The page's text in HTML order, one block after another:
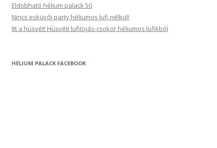
Eldobható hélium palack 50
Nincs esküvői party héliumos lufi nélkül!
Itt a húsvét! Húsvéti lufitojás-csokor héliumos lufikból
HÉLIUM PALACK FACEBOOK